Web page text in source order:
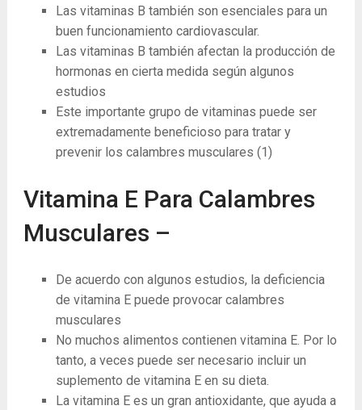
Las vitaminas B también son esenciales para un
buen funcionamiento cardiovascular.
Las vitaminas B también afectan la producción de
hormonas en cierta medida según algunos
estudios
Este importante grupo de vitaminas puede ser
extremadamente beneficioso para tratar y
prevenir los calambres musculares (1)
Vitamina E Para Calambres
Musculares –
De acuerdo con algunos estudios, la deficiencia
de vitamina E puede provocar calambres
musculares
No muchos alimentos contienen vitamina E. Por lo
tanto, a veces puede ser necesario incluir un
suplemento de vitamina E en su dieta.
La vitamina E es un gran antioxidante, que ayuda a